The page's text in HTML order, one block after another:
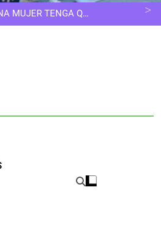
MUJER TENGA QUE
ELEGIR OTRO CAMINO
NO SE GUARDA
SE QUEDAN CORTAS
NO SE GUARDA
SE QUEDAN CORTAS
MUJER TENGA QUE